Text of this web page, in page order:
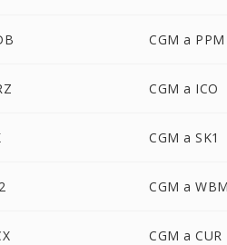
CGM a PPM
CGM a ICO
CGM a SK1
CGM a
CGM a CUR